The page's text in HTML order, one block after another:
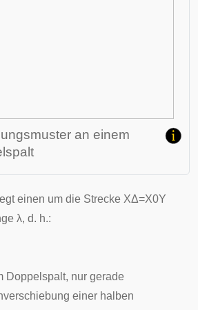
an einem
einen um die Strecke XΔ=X0Y
λ, d. h.:
Doppelspalt, nur gerade
einer halben